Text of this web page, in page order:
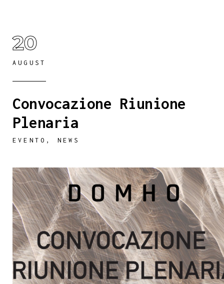
20
AUGUST
Convocazione Riunione
Plenaria
EVENTO , NEWS